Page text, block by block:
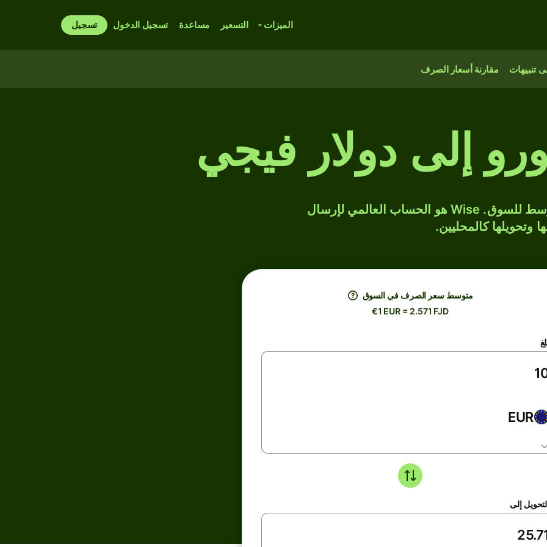
الميزات التسعير مساعدة تسجيل الدخول تسجيل
تنبيهات مقارنة أسعار الصرف
حوّل EUR إلى FJD بسعر الصرف المتوسط للسوق. Wise هو الحساب العالمي لإرسال
وتحويلها كالمحليين.
متوسط ​​سعر الصرف في السوق
€1 EUR = 2.571 FJD
EUR
إلى